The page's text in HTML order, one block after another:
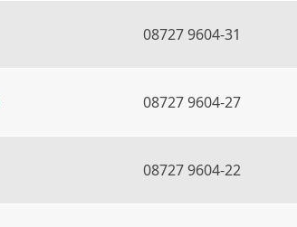
08727 9604-31
08727 9604-27
08727 9604-22